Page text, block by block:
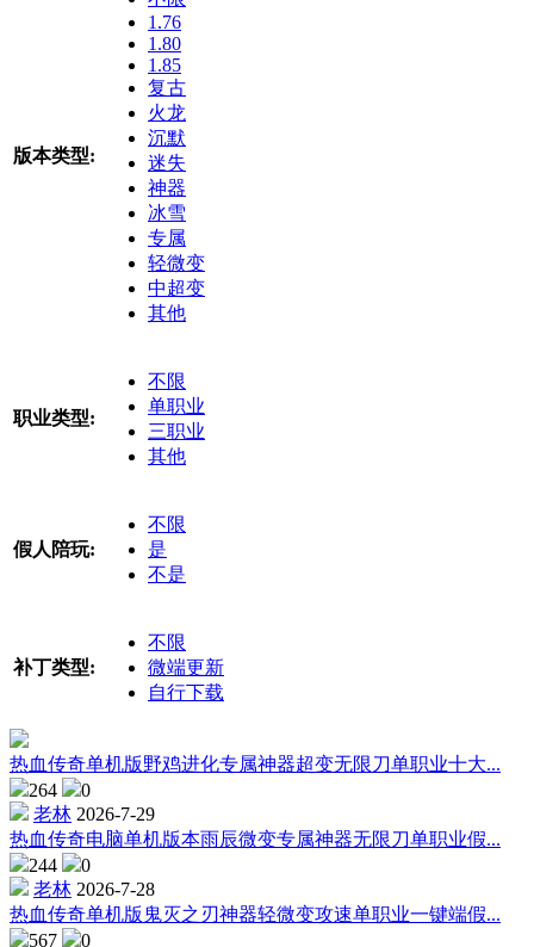
版本类型:
1.76
1.80
1.85
复古
火龙
沉默
迷失
神器
冰雪
专属
轻微变
中超变
其他
职业类型:
不限
单职业
三职业
其他
假人陪玩:
不限
是
不是
补丁类型:
不限
微端更新
自行下载
热血传奇单机版野鸡进化专属神器超变无限刀单职业十大...
264
0
老林 2026-7-29
热血传奇电脑单机版本雨辰微变专属神器无限刀单职业假...
244
0
老林 2026-7-28
热血传奇单机版鬼灭之刃神器轻微变攻速单职业一键端假...
567
0